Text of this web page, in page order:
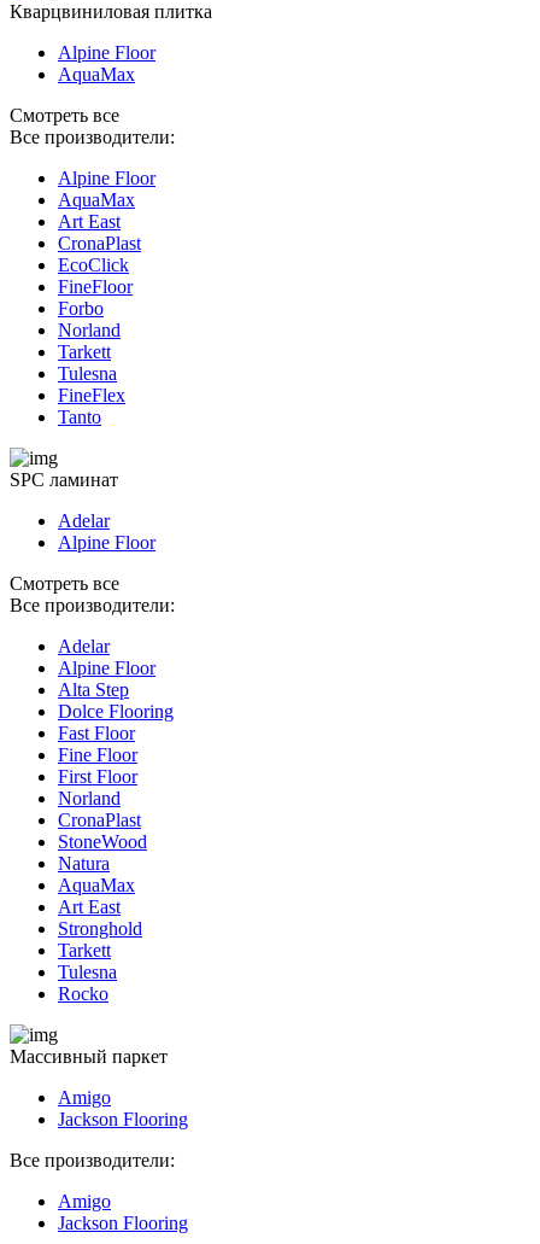
Кварцвиниловая плитка
Alpine Floor
AquaMax
Смотреть все
Все производители:
Alpine Floor
AquaMax
Art East
CronaPlast
EcoClick
FineFloor
Fоrbo
Norland
Tarkett
Tulesna
FineFlex
Tanto
SPC ламинат
Adelar
Alpine Floor
Смотреть все
Все производители:
Adelar
Alpine Floor
Alta Step
Dolce Flooring
Fast Floor
Fine Floor
First Floor
Norland
CronaPlast
StoneWood
Natura
AquaMax
Art East
Stronghold
Tarkett
Tulesna
Rocko
Массивный паркет
Amigo
Jackson Flooring
Все производители:
Amigo
Jackson Flooring